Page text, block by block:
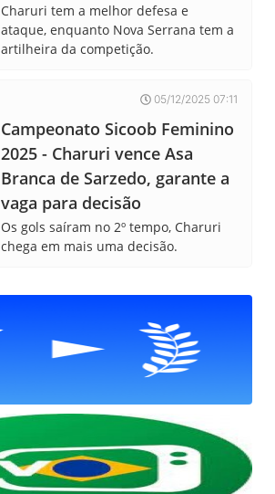
Charuri tem a melhor defesa e
ataque, enquanto Nova Serrana tem a
artilheira da competição.
05/12/2025 07:11
Campeonato Sicoob Feminino
2025 - Charuri vence Asa
Branca de Sarzedo, garante a
vaga para decisão
Os gols saíram no 2º tempo, Charuri
chega em mais uma decisão.